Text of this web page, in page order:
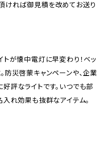
れば御見積を改めてお送り
トが懐中電灯に早変わり！ベッ
防災啓蒙キャンペーンや、企業
評なライトです。いつでも部
入れ効果も抜群なアイテム。